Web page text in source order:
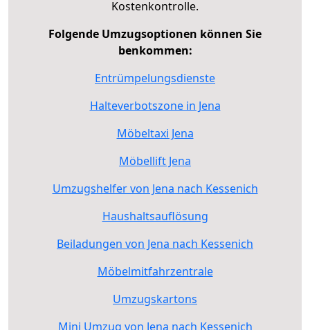
Kostenkontrolle.
Folgende Umzugsoptionen können Sie
benkommen:
Entrümpelungsdienste
Halteverbotszone in Jena
Möbeltaxi Jena
Möbellift Jena
Umzugshelfer von Jena nach Kessenich
Haushaltsauflösung
Beiladungen von Jena nach Kessenich
Möbelmitfahrzentrale
Umzugskartons
Mini Umzug von Jena nach Kessenich